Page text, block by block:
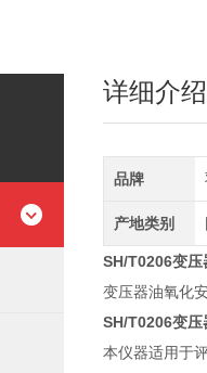
详细介绍
品牌
产地类别
SH/T0206变压
变压器油氧化
SH/T0206变压
本仪器适用于